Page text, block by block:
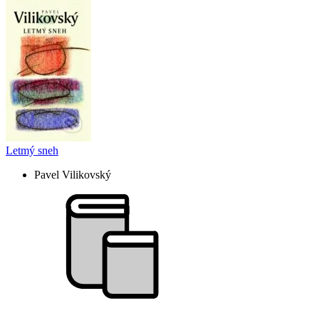
Letmý sneh
Pavel Vilikovský